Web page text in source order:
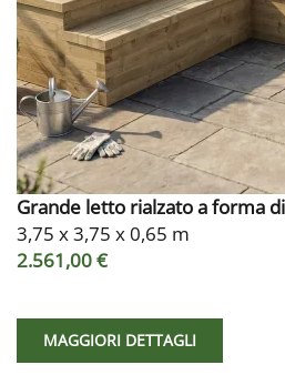
Grande letto rialzato a forma
3,75 x 3,75 x 0,65 m
2.561,00 €
MAGGIORI DETTAGLI